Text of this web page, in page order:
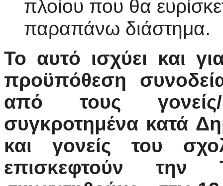
πλοίου που θα
παραπάνω διάστημα.
Το αυτό ισχύει και
προϋπόθεση
από τους
συγκροτημένα κατά
και γονείς του
επισκεφτούν την